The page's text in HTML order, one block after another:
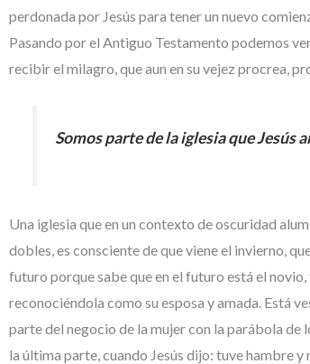
perdonada por Jesús para tener un nuevo
Pasando por el Antiguo Testamento podemos
recibir el milagro, que aun en su vejez procrea,
Somos parte de la iglesia que Jesús
Una iglesia que en un contexto de oscuridad
dobles, es consciente de que viene el invierno,
futuro porque sabe que en el futuro está el
reconociéndola como su esposa y amada. Está
parte del negocio de la mujer con la parábola de
la última parte, cuando Jesús dijo: tuve hambre y